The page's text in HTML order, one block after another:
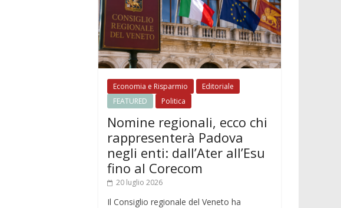
Economia e Risparmio
Editoriale
FEATURED
Politica
Nomine regionali, ecco chi
rappresenterà Padova
negli enti: dall’Ater all’Esu
fino al Corecom
20 luglio 2026
Il Consiglio regionale del Veneto ha